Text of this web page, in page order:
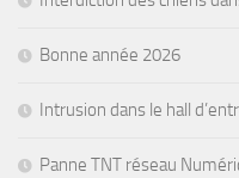
Bonne année 2026
Intrusion dans le hall
Panne TNT réseau